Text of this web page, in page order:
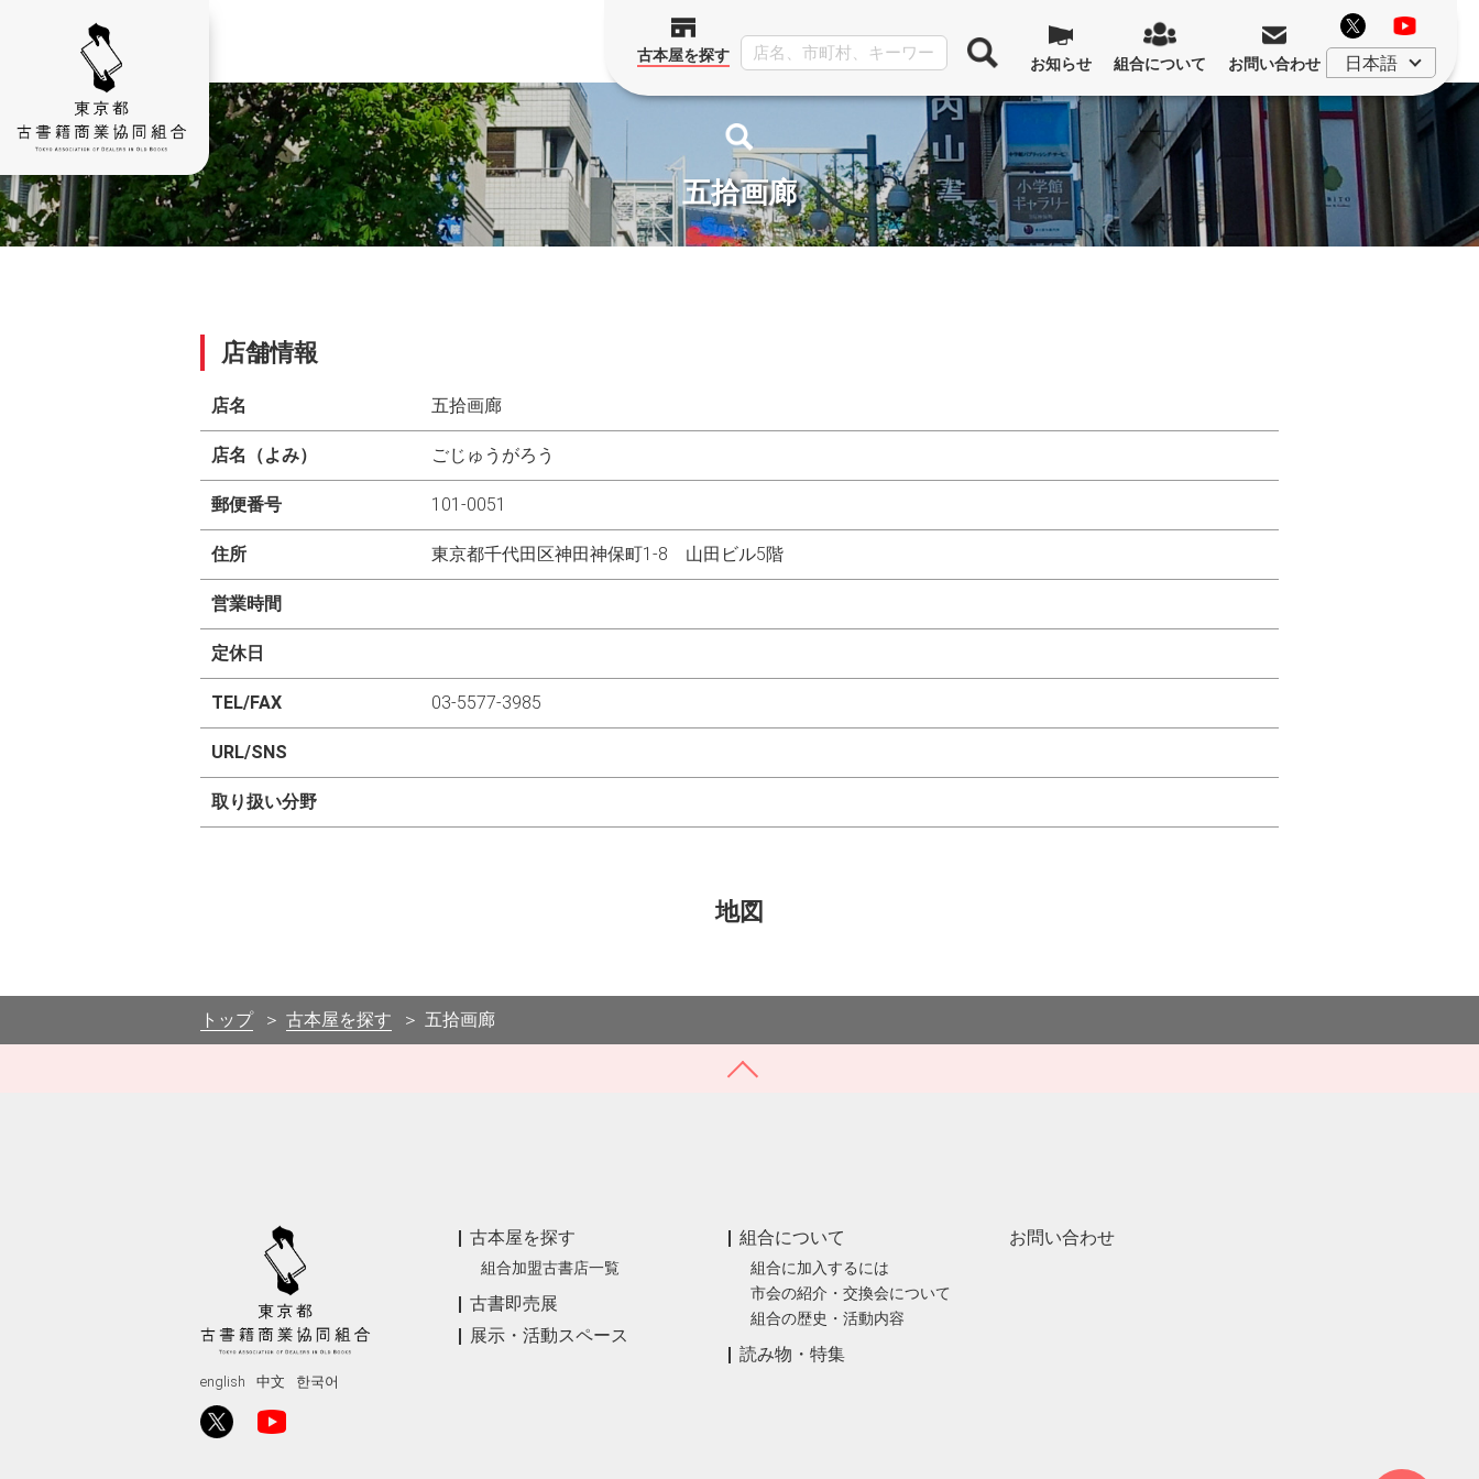
古本屋を探す お知らせ 組合について お問い合わせ
五拾画廊
店舗情報
店名 五拾画廊
店名（よみ） ごじゅうがろう
郵便番号 101-0051
住所 東京都千代田区神田神保町1-8 山田ビル5階
営業時間
定休日
TEL/FAX 03-5577-3985
URL/SNS
取り扱い分野
地図
−
トップ 古本屋を探す 五拾画廊
english 中文 한국어
古本屋を探す
組合加盟古書店一覧
古書即売展
展示・活動スペース
組合について
組合に加入するには
市会の紹介・交換会について
組合の歴史・活動内容
読み物・特集
お問い合わせ